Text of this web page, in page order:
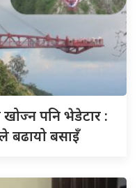
खोज्न पनि भेडेटार :
बढायो बसाइँ